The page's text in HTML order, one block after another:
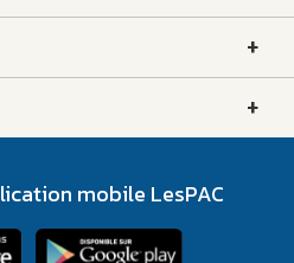
+
+
mobile LesPAC